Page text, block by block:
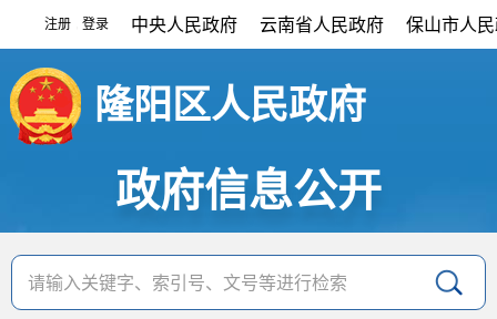
注册 登录 中央人民政府 云南省人民政府 保山市人
隆阳区人民政府
政府信息公开